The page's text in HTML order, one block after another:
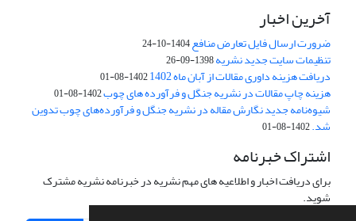
آخرین اخبار
ضرورت ارسال فایل تعارض منافع1404-10-24
تنظیمات سایت جدید نشریه1398-09-26
دریافت هزینه داوری مقالات از آبان ماه 1402 1402-08-01
هزینه چاپ مقالات در نشریه جنگل و فرآورده های چوب1402-08-01
شیوه‌نامه جدید نگارش مقاله در نشریه جنگل و فرآورده‌های چوب تدوین
شد.1402-08-01
اشتراک خبرنامه
برای دریافت اخبار و اطلاعیه های مهم نشریه در خبرنامه نشریه مشترک
شوید.